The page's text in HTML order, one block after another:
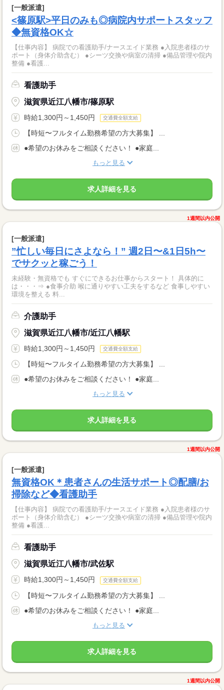
[一般派遣]
<篠原駅>平日のみも◎病院内サポートスタッフ
◆無資格OK☆
【仕事内容】 病院での看護助手/ナースエイド業務 ●入院患者様のサ
ポート（身体介助含む） ●シーツ交換や病室の清掃 ●備品管理や院内
整備 ●看護...
看護助手
滋賀県近江八幡市/篠原駅
時給1,300円～1,450円 交通費全額支給
【時短〜フルタイム勤務希望の方大募集】 ...
●希望のお休みをご相談ください！ ●家庭...
もっと見る
求人詳細を見る
1週間以内公開
[一般派遣]
”忙しい毎日にさよなら！” 週2日〜&1日5h〜
でサクッと稼ごう！
未経験・無資格でも すぐにできるお仕事からスタート！ 具体的に
は・・・⇒ ●食事介助 喉に通りやすい工夫をするなど 食事しやすい
環境を整える 料...
介護助手
滋賀県近江八幡市/近江八幡駅
時給1,300円～1,450円 交通費全額支給
【時短〜フルタイム勤務希望の方大募集】 ...
●希望のお休みをご相談ください！ ●家庭...
もっと見る
求人詳細を見る
1週間以内公開
[一般派遣]
無資格OK＊患者さんの生活サポート◎配膳/お
掃除など◆看護助手
【仕事内容】 病院での看護助手/ナースエイド業務 ●入院患者様のサ
ポート（身体介助含む） ●シーツ交換や病室の清掃 ●備品管理や院内
整備 ●看護...
看護助手
滋賀県近江八幡市/武佐駅
時給1,300円～1,450円 交通費全額支給
【時短〜フルタイム勤務希望の方大募集】 ...
●希望のお休みをご相談ください！ ●家庭...
もっと見る
求人詳細を見る
1週間以内公開